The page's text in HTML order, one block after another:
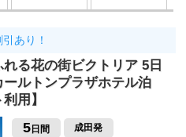
あり！
る花の街ビクトリア 5日
ルトンプラザホテル泊
用】
5日間 成田発